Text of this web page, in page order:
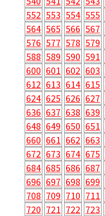
552 553 554 555
564 565 566 567
576 577 578 579
588 589 590 591
600 601 602 603
612 613 614 615
624 625 626 627
636 637 638 639
648 649 650 651
660 661 662 663
672 673 674 675
684 685 686 687
696 697 698 699
708 709 710 711
720 721 722 723